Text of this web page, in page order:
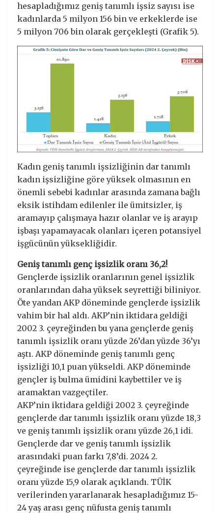
hesapladığımız geniş tanımlı işsiz sayısı ise
kadınlarda 5 milyon 156 bin ve erkeklerde ise
5 milyon 706 bin olarak gerçekleşti (Grafik 5).
Kadın geniş tanımlı işsizliğinin dar tanımlı
kadın işsizliğine göre yüksek olmasının en
önemli sebebi kadınlar arasında zamana bağlı
eksik istihdam edilenler ile ümitsizler, iş
aramayıp çalışmaya hazır olanlar ve iş arayıp
işbaşı yapamayacak olanları içeren potansiyel
işgücünün yüksekliğidir.
Geniş tanımlı genç işsizlik oranı 36,2!
Gençlerde işsizlik oranlarının genel işsizlik
oranlarından daha yüksek seyrettiği biliniyor.
Öte yandan AKP döneminde gençlerde işsizlik
vahim bir hal aldı. AKP’nin iktidara geldiği
2002 3. çeyreğinden bu yana gençlerde geniş
tanımlı işsizlik oranı yüzde 26’dan yüzde 36’yı
aştı. AKP döneminde geniş tanımlı genç
işsizliği 10,1 puan yükseldi. AKP döneminde
gençler iş bulma ümidini kaybettiler ve iş
aramaktan vazgeçtiler.
AKP’nin iktidara geldiği 2002 3. çeyreğinde
gençlerde dar tanımlı işsizlik oranı yüzde 18,3
ve geniş tanımlı işsizlik oranı yüzde 26,1 idi.
Gençlerde dar ve geniş tanımlı işsizlik
arasındaki puan farkı 7,8’di. 2024 2.
çeyreğinde ise gençlerde dar tanımlı işsizlik
oranı yüzde 15,9 olarak açıklandı. TÜİK
verilerinden yararlanarak hesapladığımız 15-
24 yaş arası genç nüfusta geniş tanımlı